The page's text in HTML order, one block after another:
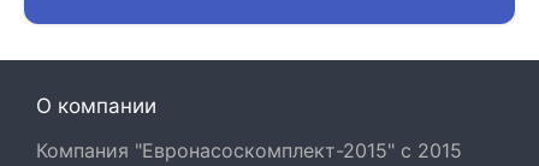
О компании
Компания "Евронасоскомплект-2015" с 2015